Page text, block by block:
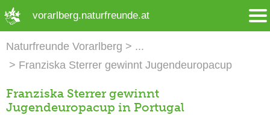
vorarlberg.naturfreunde.at
Naturfreunde Vorarlberg
Franziska Sterrer gewinnt Jugendeuropacup
Franziska Sterrer gewinnt
Jugendeuropacup in Portugal